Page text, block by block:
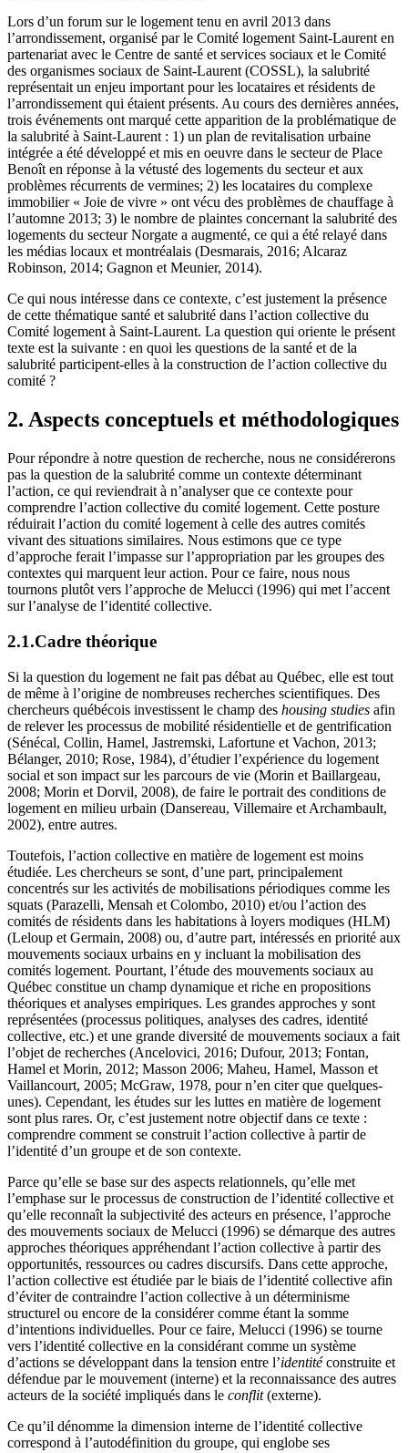
Lors d’un forum sur le logement tenu en avril 2013 dans
l’arrondissement, organisé par le Comité logement Saint-Laurent en
partenariat avec le Centre de santé et services sociaux et le Comité
des organismes sociaux de Saint-Laurent (COSSL), la salubrité
représentait un enjeu important pour les locataires et résidents de
l’arrondissement qui étaient présents. Au cours des dernières années,
trois événements ont marqué cette apparition de la problématique de
la salubrité à Saint-Laurent : 1) un plan de revitalisation urbaine
intégrée a été développé et mis en oeuvre dans le secteur de Place
Benoît en réponse à la vétusté des logements du secteur et aux
problèmes récurrents de vermines; 2) les locataires du complexe
immobilier « Joie de vivre » ont vécu des problèmes de chauffage à
l’automne 2013; 3) le nombre de plaintes concernant la salubrité des
logements du secteur Norgate a augmenté, ce qui a été relayé dans
les médias locaux et montréalais (Desmarais, 2016; Alcaraz
Robinson, 2014; Gagnon et Meunier, 2014).
Ce qui nous intéresse dans ce contexte, c’est justement la présence
de cette thématique santé et salubrité dans l’action collective du
Comité logement à Saint-Laurent. La question qui oriente le présent
texte est la suivante : en quoi les questions de la santé et de la
salubrité participent-elles à la construction de l’action collective du
comité ?
2. Aspects conceptuels et méthodologiques
Pour répondre à notre question de recherche, nous ne considérerons
pas la question de la salubrité comme un contexte déterminant
l’action, ce qui reviendrait à n’analyser que ce contexte pour
comprendre l’action collective du comité logement. Cette posture
réduirait l’action du comité logement à celle des autres comités
vivant des situations similaires. Nous estimons que ce type
d’approche ferait l’impasse sur l’appropriation par les groupes des
contextes qui marquent leur action. Pour ce faire, nous nous
tournons plutôt vers l’approche de Melucci (1996) qui met l’accent
sur l’analyse de l’identité collective.
2.1.Cadre théorique
Si la question du logement ne fait pas débat au Québec, elle est tout
de même à l’origine de nombreuses recherches scientifiques. Des
chercheurs québécois investissent le champ des housing studies afin
de relever les processus de mobilité résidentielle et de gentrification
(Sénécal, Collin, Hamel, Jastremski, Lafortune et Vachon, 2013;
Bélanger, 2010; Rose, 1984), d’étudier l’expérience du logement
social et son impact sur les parcours de vie (Morin et Baillargeau,
2008; Morin et Dorvil, 2008), de faire le portrait des conditions de
logement en milieu urbain (Dansereau, Villemaire et Archambault,
2002), entre autres.
Toutefois, l’action collective en matière de logement est moins
étudiée. Les chercheurs se sont, d’une part, principalement
concentrés sur les activités de mobilisations périodiques comme les
squats (Parazelli, Mensah et Colombo, 2010) et/ou l’action des
comités de résidents dans les habitations à loyers modiques (HLM)
(Leloup et Germain, 2008) ou, d’autre part, intéressés en priorité aux
mouvements sociaux urbains en y incluant la mobilisation des
comités logement. Pourtant, l’étude des mouvements sociaux au
Québec constitue un champ dynamique et riche en propositions
théoriques et analyses empiriques. Les grandes approches y sont
représentées (processus politiques, analyses des cadres, identité
collective, etc.) et une grande diversité de mouvements sociaux a fait
l’objet de recherches (Ancelovici, 2016; Dufour, 2013; Fontan,
Hamel et Morin, 2012; Masson 2006; Maheu, Hamel, Masson et
Vaillancourt, 2005; McGraw, 1978, pour n’en citer que quelques-
unes). Cependant, les études sur les luttes en matière de logement
sont plus rares. Or, c’est justement notre objectif dans ce texte :
comprendre comment se construit l’action collective à partir de
l’identité d’un groupe et de son contexte.
Parce qu’elle se base sur des aspects relationnels, qu’elle met
l’emphase sur le processus de construction de l’identité collective et
qu’elle reconnaît la subjectivité des acteurs en présence, l’approche
des mouvements sociaux de Melucci (1996) se démarque des autres
approches théoriques appréhendant l’action collective à partir des
opportunités, ressources ou cadres discursifs. Dans cette approche,
l’action collective est étudiée par le biais de l’identité collective afin
d’éviter de contraindre l’action collective à un déterminisme
structurel ou encore de la considérer comme étant la somme
d’intentions individuelles. Pour ce faire, Melucci (1996) se tourne
vers l’identité collective en la considérant comme un système
d’actions se développant dans la tension entre l’identitéconstruite et
défendue par le mouvement (interne) et la reconnaissance des autres
acteurs de la société impliqués dans le conflit(externe).
Ce qu’il dénomme la dimension interne de l’identité collective
correspond à l’autodéfinition du groupe, qui englobe ses